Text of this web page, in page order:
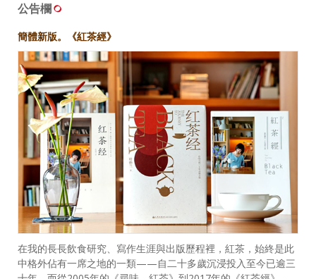
公告欄
簡體新版。《紅茶經》
在我的長長飲食研究、寫作生涯與出版歷程裡，紅茶，始終是此
中格外佔有一席之地的一類——自二十多歲沉浸投入至今已逾三